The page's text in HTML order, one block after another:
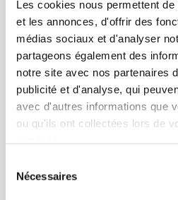
Les cookies nous permettent
et les annonces, d'offrir des
médias sociaux et d'analyser
partageons également des
notre site avec nos partenaires
publicité et d'analyse, qui
avec d'autres informations que
ou qu'ils ont collectées lors de
Nécessaires